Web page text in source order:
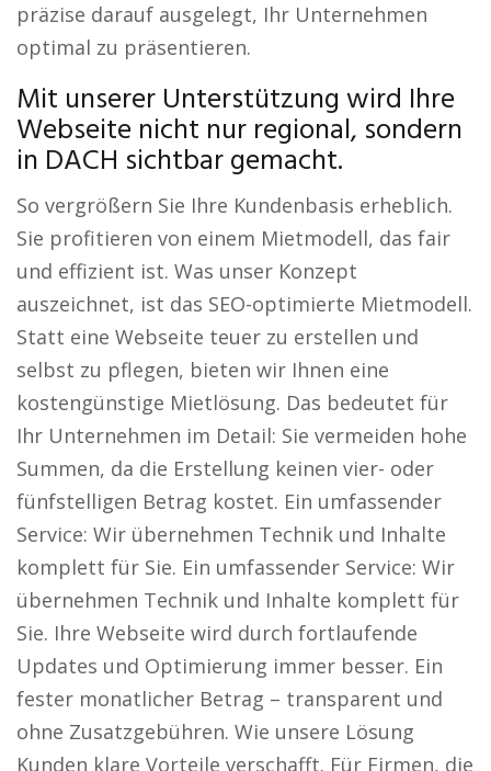
präzise darauf ausgelegt, Ihr Unternehmen
optimal zu präsentieren.
Mit unserer Unterstützung wird Ihre
Webseite nicht nur regional, sondern
in DACH sichtbar gemacht.
So vergrößern Sie Ihre Kundenbasis erheblich.
Sie profitieren von einem Mietmodell, das fair
und effizient ist. Was unser Konzept
auszeichnet, ist das SEO-optimierte Mietmodell.
Statt eine Webseite teuer zu erstellen und
selbst zu pflegen, bieten wir Ihnen eine
kostengünstige Mietlösung. Das bedeutet für
Ihr Unternehmen im Detail: Sie vermeiden hohe
Summen, da die Erstellung keinen vier- oder
fünfstelligen Betrag kostet. Ein umfassender
Service: Wir übernehmen Technik und Inhalte
komplett für Sie. Ein umfassender Service: Wir
übernehmen Technik und Inhalte komplett für
Sie. Ihre Webseite wird durch fortlaufende
Updates und Optimierung immer besser. Ein
fester monatlicher Betrag – transparent und
ohne Zusatzgebühren. Wie unsere Lösung
Kunden klare Vorteile verschafft. Für Firmen, die